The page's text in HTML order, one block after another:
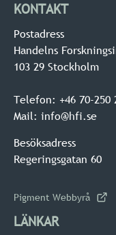
KONTAKT
Postadress
Handelns
103 29 Stockholm
Telefon: +46 70-250
Mail: info@hfi.se
Besöksadress
Regeringsgatan 60
Pigment Webbyrå
LÄNKAR